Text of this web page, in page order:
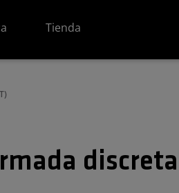
Tienda